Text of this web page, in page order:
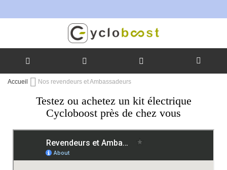
Allez
Accueil Nos revendeurs et Ambassadeurs
Testez ou achetez un kit électrique
Cycloboost près de chez vous